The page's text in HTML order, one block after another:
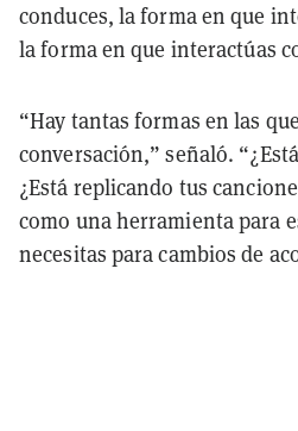
conduces, la forma en que
la forma en que interactúas
“Hay tantas formas en las
conversación,” señaló.
¿Está replicando tus
como una herramienta para
necesitas para cambios de